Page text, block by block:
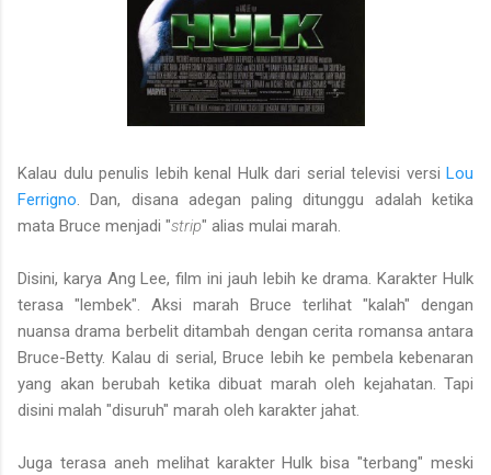
Kalau dulu penulis lebih kenal Hulk dari serial televisi versi Lou
Ferrigno. Dan, disana adegan paling ditunggu adalah ketika
mata Bruce menjadi "strip" alias mulai marah.
Disini, karya Ang Lee, film ini jauh lebih ke drama. Karakter Hulk
terasa "lembek". Aksi marah Bruce terlihat "kalah" dengan
nuansa drama berbelit ditambah dengan cerita romansa antara
Bruce-Betty. Kalau di serial, Bruce lebih ke pembela kebenaran
yang akan berubah ketika dibuat marah oleh kejahatan. Tapi
disini malah "disuruh" marah oleh karakter jahat.
Juga terasa aneh melihat karakter Hulk bisa "terbang" meski